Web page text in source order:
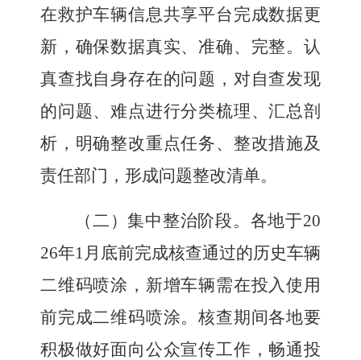
在救护车辆信息共享平台完成数据更
新，确保数据真实、准确、完整。认
真查找自身存在的问题，对自查发现
的问题、难点进行分类梳理、汇总剖
析，明确整改重点任务、整改措施及
责任部门，形成问题整改清单。
（二）集中整治阶段。 各地于20
26年1月底前完成核查通过的历史车辆
二维码喷涂 ， 新增车辆需在投入使用
前完成二维码喷涂。核查期间各地要
积极做好面向公众宣传工作，畅通投